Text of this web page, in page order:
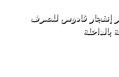
إنفجار قادوس للصرف
بالداخلة